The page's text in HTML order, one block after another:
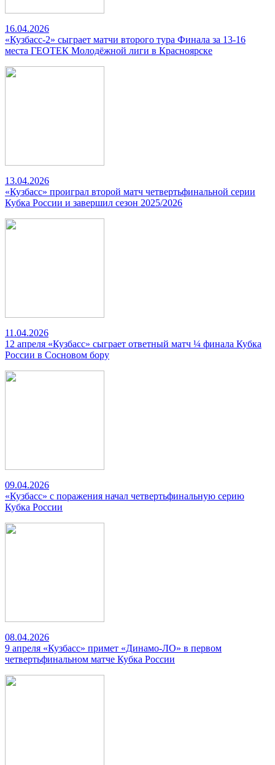
16.04.2026
«Кузбасс-2» сыграет матчи второго тура Финала за 13-16
места ГЕОТЕК Молодёжной лиги в Красноярске
13.04.2026
«Кузбасс» проиграл второй матч четвертьфинальной серии
Кубка России и завершил сезон 2025/2026
11.04.2026
12 апреля «Кузбасс» сыграет ответный матч ¼ финала Кубка
России в Сосновом бору
09.04.2026
«Кузбасс» с поражения начал четвертьфинальную серию
Кубка России
08.04.2026
9 апреля «Кузбасс» примет «Динамо-ЛО» в первом
четвертьфинальном матче Кубка России